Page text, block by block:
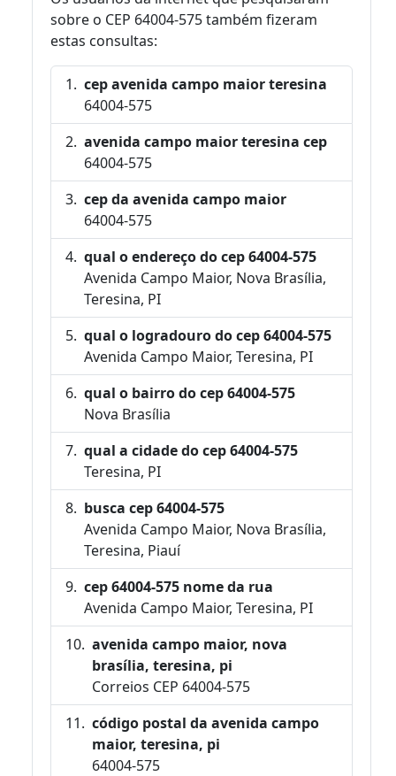
sobre o CEP 64004-575 também fizeram
estas consultas:
cep avenida campo maior teresina
64004-575
avenida campo maior teresina cep
64004-575
cep da avenida campo maior
64004-575
qual o endereço do cep 64004-575
Avenida Campo Maior, Nova Brasília,
Teresina, PI
qual o logradouro do cep 64004-575
Avenida Campo Maior, Teresina, PI
qual o bairro do cep 64004-575
Nova Brasília
qual a cidade do cep 64004-575
Teresina, PI
busca cep 64004-575
Avenida Campo Maior, Nova Brasília,
Teresina, Piauí
cep 64004-575 nome da rua
Avenida Campo Maior, Teresina, PI
avenida campo maior, nova
brasília, teresina, pi
Correios CEP 64004-575
código postal da avenida campo
maior, teresina, pi
64004-575